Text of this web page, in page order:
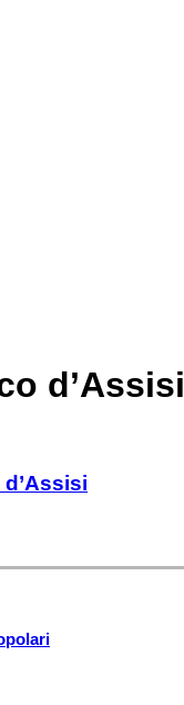
d’Assisi